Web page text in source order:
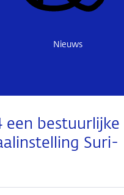
Nieuws
een bestuurlijke
Suri-